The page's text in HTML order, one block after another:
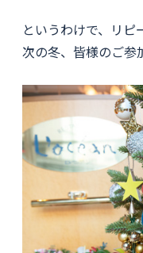
というわけで、リ
次の冬、皆様のご参